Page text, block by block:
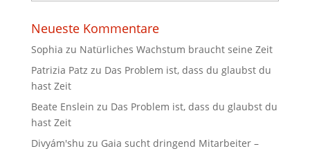
Neueste Kommentare
Sophia zu Natürliches Wachstum braucht seine Zeit
Patrizia Patz zu Das Problem ist, dass du glaubst du
hast Zeit
Beate Enslein zu Das Problem ist, dass du glaubst du
hast Zeit
Divyám'shu zu Gaia sucht dringend Mitarbeiter –